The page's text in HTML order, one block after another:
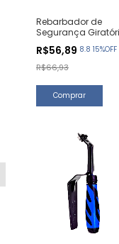
Rebarbador de
Segurança
R$56,89 8.8 15%OFF
R$66,93